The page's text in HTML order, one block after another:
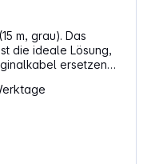
m, grau). Das
die ideale Lösung,
ersetzen
Metern und einer